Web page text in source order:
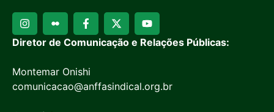
Diretor de Comunicação e Relações Públicas:
Montemar Onishi
comunicacao@anffasindical.org.br